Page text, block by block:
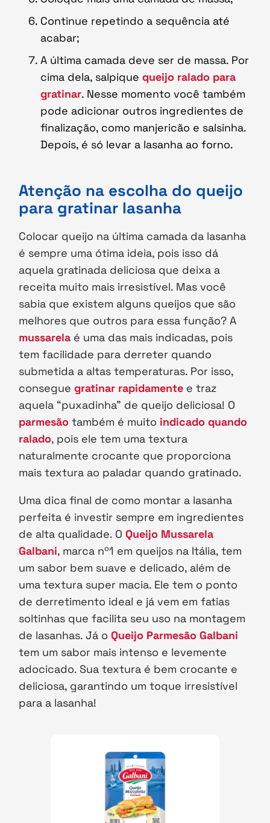
Continue repetindo a sequência até
acabar;
A última camada deve ser de massa. Por
cima dela, salpiquequeijo ralado para
gratinar. Nesse momento você também
pode adicionar outros ingredientes de
finalização, como manjericão e salsinha.
Depois, é só levar a lasanha ao forno.
Atenção na escolha do queijo
para gratinar lasanha
Colocar queijo na última camada da lasanha
é sempre uma ótima ideia, pois isso dá
aquela gratinada deliciosa que deixa a
receita muito mais irresistível. Mas você
sabia que existem alguns queijos que são
melhores que outros para essa função? A
mussarela é uma das mais indicadas, pois
tem facilidade para derreter quando
submetida a altas temperaturas. Por isso,
conseguegratinar rapidamente e traz
aquela “puxadinha” de queijo deliciosa! O
parmesãotambém é muito indicado quando
ralado, pois ele tem uma textura
naturalmente crocante que proporciona
mais textura ao paladar quando gratinado.
Uma dica final de como montar a lasanha
perfeita é investir sempre em ingredientes
de alta qualidade. O Queijo Mussarela
Galbani, marca nº1 em queijos na Itália, tem
um sabor bem suave e delicado, além de
uma textura super macia. Ele tem o ponto
de derretimento ideal e já vem em fatias
soltinhas que facilita seu uso na montagem
de lasanhas. Já o Queijo Parmesão Galbani
tem um sabor mais intenso e levemente
adocicado. Sua textura é bem crocante e
deliciosa, garantindo um toque irresistível
para a lasanha!